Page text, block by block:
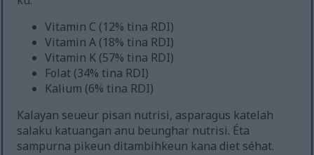
Vitamin C (12% tina RDI)
Vitamin A (18% tina RDI)
Vitamin K (57% tina RDI)
Folat (34% tina RDI)
Kalium (6% tina RDI)
Kalayan seueur pisan nutrisi, asparagus katelah
salaku katuangan anu beunghar nutrisi. Éta
sampurna pikeun ditambihkeun kana diet séhat.